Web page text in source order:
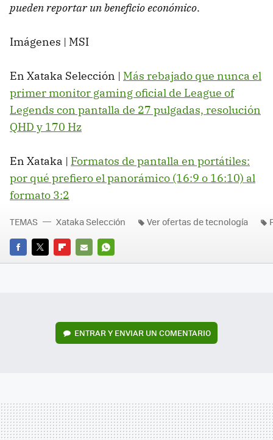
pueden reportar un beneficio económico.
Imágenes | MSI
En Xataka Selección | Más rebajado que nunca el
primer monitor gaming oficial de League of
Legends con pantalla de 27 pulgadas, resolución
QHD y 170 Hz
En Xataka | Formatos de pantalla en portátiles:
por qué prefiero el panorámico (16:9 o 16:10) al
formato 3:2
FACEBOOK
TWITTERFLIPBOARD
E-
WHATSAPP
TEMAS Xataka Selección Ver ofertas de tecnología
ENTRAR Y ENVIAR UN COMENTARIO